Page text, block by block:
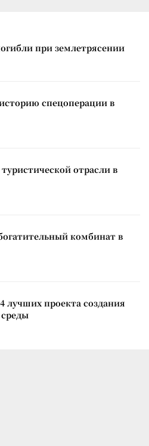
при землетрясении
спецоперации в
отрасли в
комбинат в
лучших проекта создания